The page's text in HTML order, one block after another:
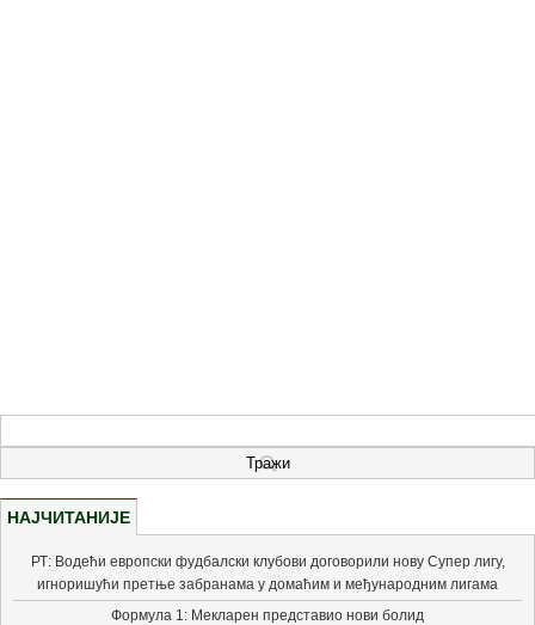
НАЈЧИТАНИЈЕ
РТ: Водећи европски фудбалски клубови договорили нову Супер лигу,
игноришући претње забранама у домаћим и међународним лигама
Формула 1: Мекларен представио нови болид